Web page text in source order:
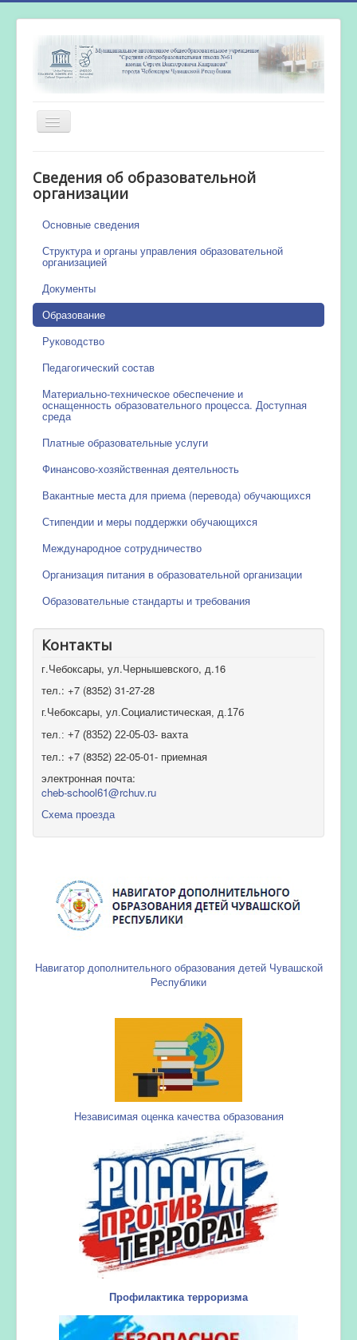
Включить/
выключить
Новости
Сведения об образовательной
организации
Основные сведения
Структура и органы управления образовательной
организацией
Документы
Образование
Руководство
Педагогический состав
Материально-техническое обеспечение и
оснащенность образовательного процесса. Доступная
среда
Платные образовательные услуги
Финансово-хозяйственная деятельность
Вакантные места для приема (перевода) обучающихся
Стипендии и меры поддержки обучающихся
Международное сотрудничество
Организация питания в образовательной организации
Образовательные стандарты и требования
Контакты
г.Чебоксары, ул.Чернышевского, д.16
тел.: +7 (8352) 31-27-28
г.Чебоксары, ул.Социалистическая, д.17б
тел.: +7 (8352) 22-05-03- вахта
тел.: +7 (8352) 22-05-01- приемная
электронная почта:
cheb-school61@rchuv.ru
Схема проезда
Навигатор дополнительного образования детей Чувашской
Республики
Независимая оценка качества образования
Профилактика терроризма